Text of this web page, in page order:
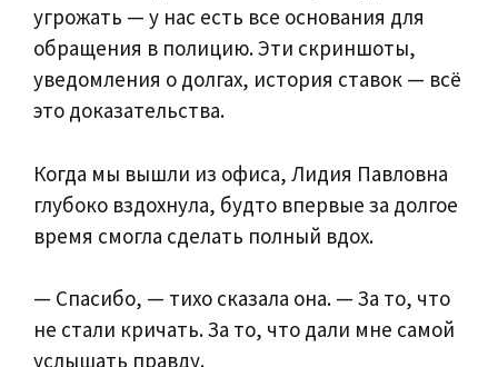
угрожать — у нас есть все основания для
обращения в полицию. Эти скриншоты,
уведомления о долгах, история ставок — всё
это доказательства.
Когда мы вышли из офиса, Лидия Павловна
глубоко вздохнула, будто впервые за долгое
время смогла сделать полный вдох.
— Спасибо, — тихо сказала она. — За то, что
не стали кричать. За то, что дали мне самой
услышать правду.